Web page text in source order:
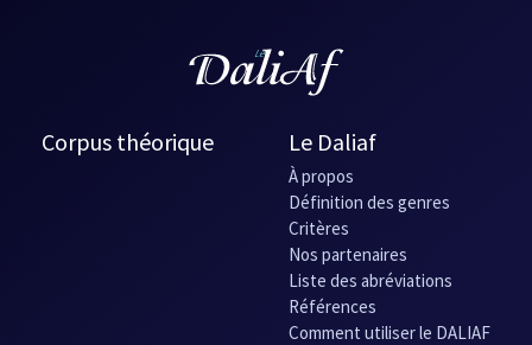
Corpus théorique Le Daliaf
À propos
Définition des genres
Critères
Nos partenaires
Liste des abréviations
Références
Comment utiliser le DALIAF